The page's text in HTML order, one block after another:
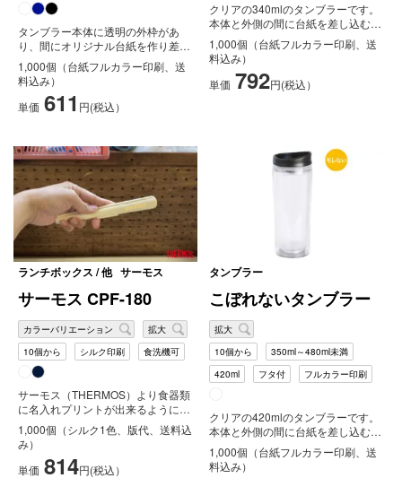
タンブラー本体に透明の外枠があ
り、間にオリジナル台紙を作り差し
込むことができます。500mlの大き
め...
1,000個（台紙フルカラー印刷、送
料込み）
単価 611 円(税込）
クリアの340mlのタンブラーです。
本体と外側の間に台紙を差し込むこ
とができ、台紙をフルカラー印刷
す...
1,000個（台紙フルカラー印刷、送
料込み）
単価 792円(税込）
ランチボックス / 他 サーモス
サーモス CPF-180
カラーバリエーション
拡大
10個から
シルク印刷 食洗機可
サーモス（THERMOS）より食器類
に名入れプリントが出来るようにな
りました！サーモス（THERMO...
1,000個（シルク1色、版代、送料込
み）
単価 814円(税込）
タンブラー
こぼれないタンブラー
拡大
10個から
350ml～480ml未満
420ml
フタ付 フルカラー印刷
クリアの420mlのタンブラーです。
本体と外側の間に台紙を差し込むこ
とができ、台紙をフルカラー印刷
す...
1,000個（台紙フルカラー印刷、送
料込み）